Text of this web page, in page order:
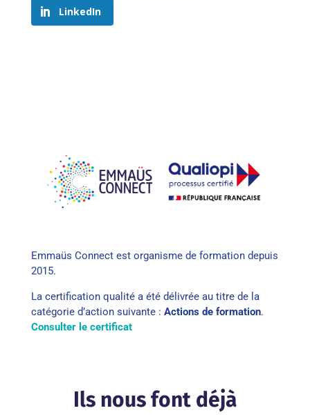
LinkedIn
Emmaüs Connect est organisme de formation depuis
2015.
La certification qualité a été délivrée au titre de la
catégorie d’action suivante : Actions de formation.
Consulter le certificat
Ils nous font déjà